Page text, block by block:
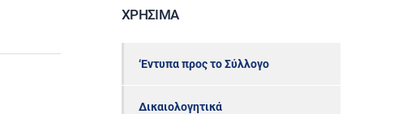
ΧΡΉΣΙΜΑ
‘Εντυπα προς το Σύλλογο
Δικαιολογητικά